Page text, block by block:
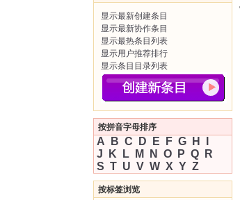
显示最新创建条目
显示最新协作条目
显示最热条目列表
显示用户推荐排行
显示条目目录列表
按拼音字母排序
A B C D E F G H
J
K L M N O P Q
R
S T U V W X Y Z
按标签浏览